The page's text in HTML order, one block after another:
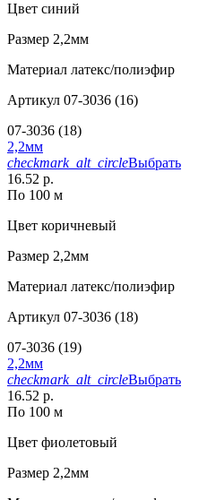
Цвет синий
Размер 2,2мм
Материал латекс/полиэфир
Артикул 07-3036 (16)
07-3036 (18)
2,2мм
checkmark_alt_circleВыбрать
16.52 р.
По 100 м
Цвет коричневый
Размер 2,2мм
Материал латекс/полиэфир
Артикул 07-3036 (18)
07-3036 (19)
2,2мм
checkmark_alt_circleВыбрать
16.52 р.
По 100 м
Цвет фиолетовый
Размер 2,2мм